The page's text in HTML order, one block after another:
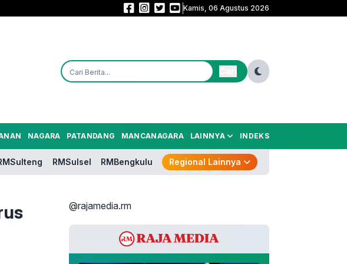
Membaca Arah Politik Prabowo (6): Etika Kekuasaan dalam Demokrasi
Kamis, 06 Agustus 2026
NAGARA PATANDANG MANCANAGARA LAINNYA INDEKS
RMSulsel RMBengkulu Regional Lainnya
@rajamedia.rm